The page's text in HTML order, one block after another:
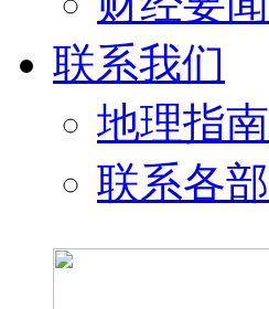
联系我们
地理指南
联系各部